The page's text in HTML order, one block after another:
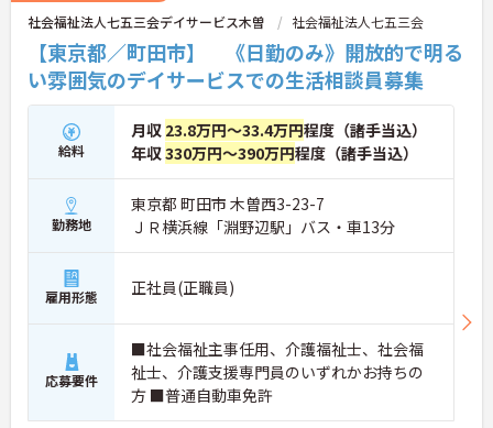
社会福祉法人七五三会デイサービス木曽 社会福祉法人七五三会
【東京都／町田市】 《日勤のみ》開放的で明る
い雰囲気のデイサービスでの生活相談員募集
給料
月収 23.8万円～33.4万円程度（諸手当込）
年収330万円～390万円程度（諸手当込）
勤務地
東京都 町田市 木曽西3-23-7
ＪＲ横浜線「淵野辺駅」バス・車13分
雇用形態 正社員(正職員)
応募要件
■社会福祉主事任用、介護福祉士、社会福
祉士、介護支援専門員のいずれかお持ちの
方 ■普通自動車免許